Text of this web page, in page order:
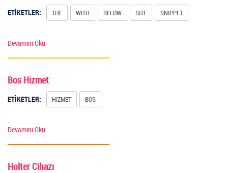
ETİKETLER: THE WITH BELOW SITE SNIPPET
Devamını Oku
Bos Hizmet
ETİKETLER: HIZMET BOS
Devamını Oku
Holter Cihazı